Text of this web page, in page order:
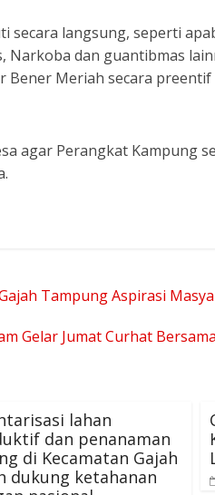
secara langsung, seperti
Narkoba dan guantibmas
Bener Meriah secara
agar Perangkat Kampung
Tampung Aspirasi
Gelar Jumat Curhat
lahan
dan penanaman
di Kecamatan Gajah
dukung ketahanan